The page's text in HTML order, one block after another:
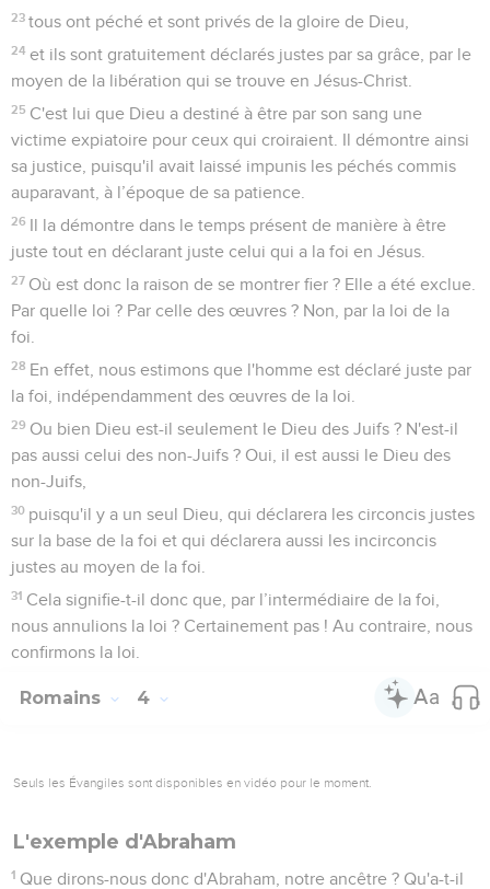
23 tous ont péché et sont privés de la gloire de Dieu,
24 et ils sont gratuitement déclarés justes par sa grâce, par le
moyen de la libération qui se trouve en Jésus-Christ.
25 C'est lui que Dieu a destiné à être par son sang une
victime expiatoire pour ceux qui croiraient. Il démontre ainsi
sa justice, puisqu'il avait laissé impunis les péchés commis
auparavant, à l’époque de sa patience.
26 Il la démontre dans le temps présent de manière à être
juste tout en déclarant juste celui qui a la foi en Jésus.
27 Où est donc la raison de se montrer fier ? Elle a été exclue.
Par quelle loi ? Par celle des œuvres ? Non, par la loi de la
foi.
28 En effet, nous estimons que l'homme est déclaré juste par
la foi, indépendamment des œuvres de la loi.
29 Ou bien Dieu est-il seulement le Dieu des Juifs ? N'est-il
pas aussi celui des non-Juifs ? Oui, il est aussi le Dieu des
non-Juifs,
30 puisqu'il y a un seul Dieu, qui déclarera les circoncis justes
sur la base de la foi et qui déclarera aussi les incirconcis
justes au moyen de la foi.
31 Cela signifie-t-il donc que, par l’intermédiaire de la foi,
nous annulions la loi ? Certainement pas ! Au contraire, nous
confirmons la loi.
Romains 4
Seuls les Évangiles sont disponibles en vidéo pour le moment.
L'exemple d'Abraham
1 Que dirons-nous donc d'Abraham, notre ancêtre ? Qu'a-t-il